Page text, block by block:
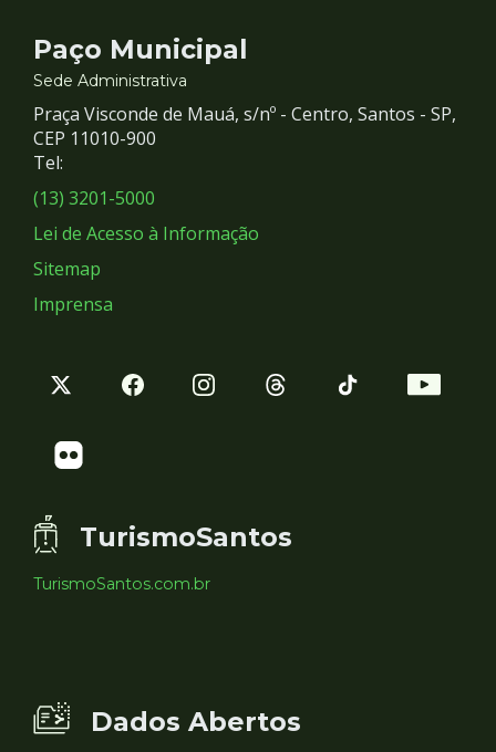
Contato
e
Redes
Sociais
Paço Municipal
Sede Administrativa
Praça Visconde de Mauá, s/nº - Centro, Santos - SP,
CEP 11010-900
Tel:
(13) 3201-5000
Lei de Acesso à Informação
Sitemap
Imprensa
TurismoSantos
TurismoSantos.com.br
Dados Abertos